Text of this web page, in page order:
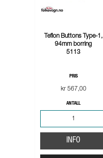
Teflon Buttons Type-1,
94mm borring
5113
PRIS
kr 567,00
ANTALL
INFO